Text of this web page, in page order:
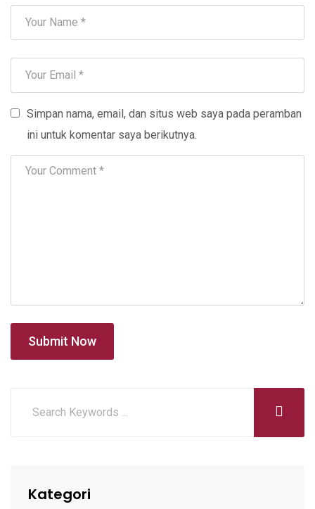
Simpan nama, email, dan situs web saya pada peramban
ini untuk komentar saya berikutnya.
Submit Now
Kategori